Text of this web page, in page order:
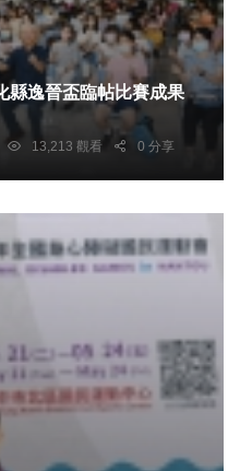
縣逸晉盃臨帖比賽成果
13,213 觀看 0 分享